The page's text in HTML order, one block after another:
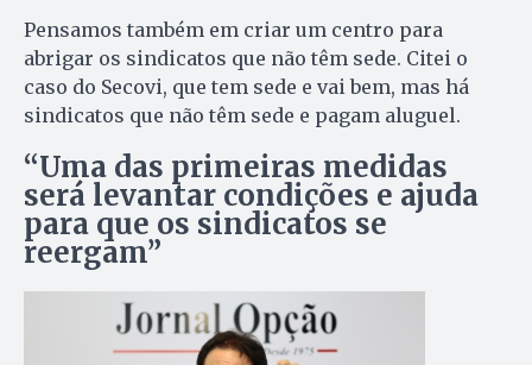
Pensamos também em criar um centro para
abrigar os sindicatos que não têm sede. Citei o
caso do Secovi, que tem sede e vai bem, mas há
sindicatos que não têm sede e pagam aluguel.
“Uma das primeiras medidas
será levantar condições e ajuda
para que os sindicatos se
reergam”